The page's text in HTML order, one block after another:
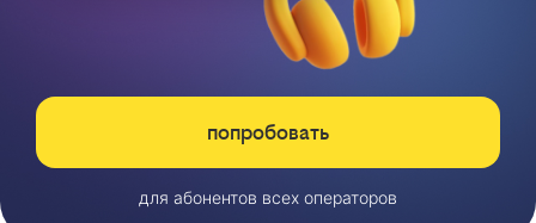
попробовать
для абонентов всех операторов